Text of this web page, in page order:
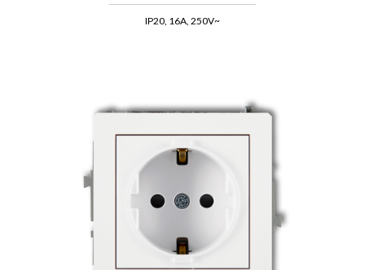
IP20, 16A, 250V~